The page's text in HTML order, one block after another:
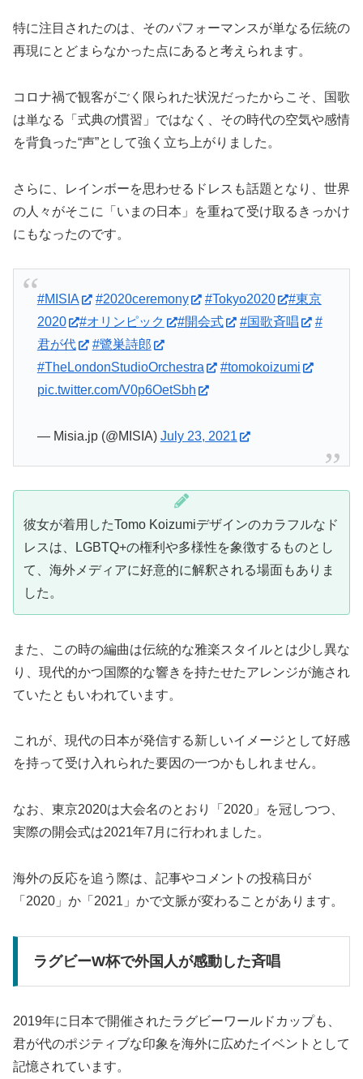
特に注目されたのは、そのパフォーマンスが単なる伝統の
再現にとどまらなかった点にあると考えられます。
コロナ禍で観客がごく限られた状況だったからこそ、国歌
は単なる「式典の慣習」ではなく、その時代の空気や感情
を背負った“声”として強く立ち上がりました。
さらに、レインボーを思わせるドレスも話題となり、世界
の人々がそこに「いまの日本」を重ねて受け取るきっかけ
にもなったのです。
#MISIA #2020ceremony #Tokyo2020
#東京
2020
#オリンピック #開会式 #国歌斉唱
#
君が代
#鷺巣詩郎
#TheLondonStudioOrchestra
#tomokoizumi
pic.twitter.com/V0p6OetSbh
— Misia.jp (@MISIA) July 23, 2021
彼女が着用したTomo Koizumiデザインのカラフルなド
レスは、LGBTQ+の権利や多様性を象徴するものとし
て、海外メディアに好意的に解釈される場面もありま
した。
また、この時の編曲は伝統的な雅楽スタイルとは少し異な
り、現代的かつ国際的な響きを持たせたアレンジが施され
ていたともいわれています。
これが、現代の日本が発信する新しいイメージとして好感
を持って受け入れられた要因の一つかもしれません。
なお、東京2020は大会名のとおり「2020」を冠しつつ、
実際の開会式は2021年7月に行われました。
海外の反応を追う際は、記事やコメントの投稿日が
「2020」か「2021」かで文脈が変わることがあります。
ラグビーW杯で外国人が感動した斉唱
2019年に日本で開催されたラグビーワールドカップも、
君が代のポジティブな印象を海外に広めたイベントとして
記憶されています。